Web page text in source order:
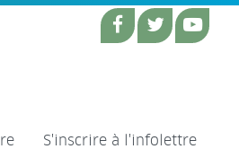
S'inscrire à l'infolettre